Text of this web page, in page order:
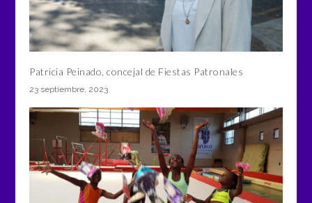
Patricia Peinado, concejal de Fiestas Patronales
23 septiembre, 2023